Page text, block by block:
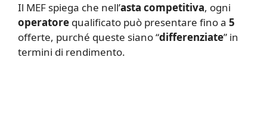
Il MEF spiega che nell’asta competitiva, ogni
operatore qualificato può presentare fino a 5
offerte, purché queste siano “differenziate” in
termini di rendimento.